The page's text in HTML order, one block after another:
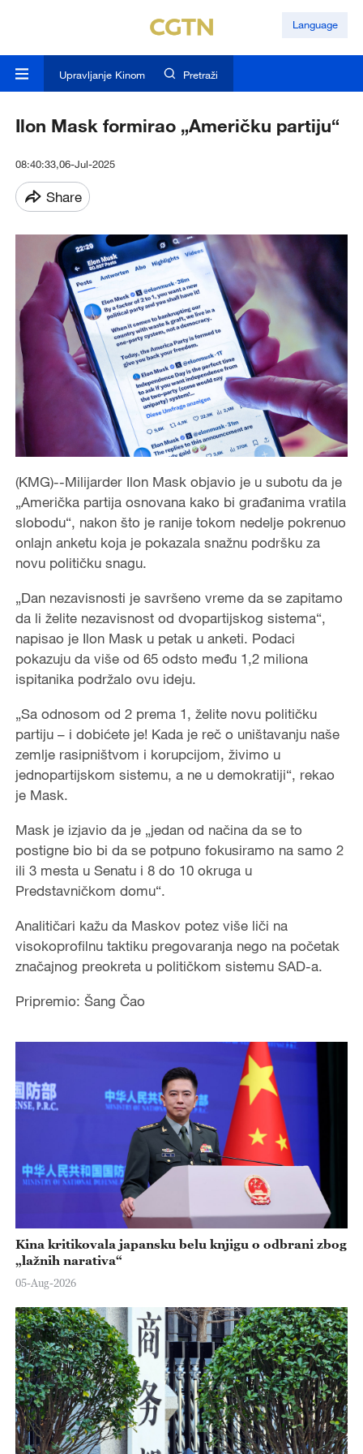
Language
Upravljanje Kinom Pretraži
Ilon Mask formirao „Američku partiju“
08:40:33,06-Jul-2025
Share
(KMG)--Milijarder Ilon Mask objavio je u subotu da je
„Američka partija osnovana kako bi građanima vratila
slobodu“, nakon što je ranije tokom nedelje pokrenuo
onlajn anketu koja je pokazala snažnu podršku za
novu političku snagu.
„Dan nezavisnosti je savršeno vreme da se zapitamo
da li želite nezavisnost od dvopartijskog sistema“,
napisao je Ilon Mask u petak u anketi. Podaci
pokazuju da više od 65 odsto među 1,2 miliona
ispitanika podržalo ovu ideju.
„Sa odnosom od 2 prema 1, želite novu političku
partiju – i dobićete je! Kada je reč o uništavanju naše
zemlje rasipništvom i korupcijom, živimo u
jednopartijskom sistemu, a ne u demokratiji“, rekao
je Mask.
Mask je izjavio da je „jedan od načina da se to
postigne bio bi da se potpuno fokusiramo na samo 2
ili 3 mesta u Senatu i 8 do 10 okruga u
Predstavničkom domu“.
Analitičari kažu da Maskov potez više liči na
visokoprofilnu taktiku pregovaranja nego na početak
značajnog preokreta u političkom sistemu SAD-a.
Pripremio: Šang Čao
Kina kritikovala japansku belu knjigu o odbrani zbog
„lažnih narativa“
05-Aug-2026